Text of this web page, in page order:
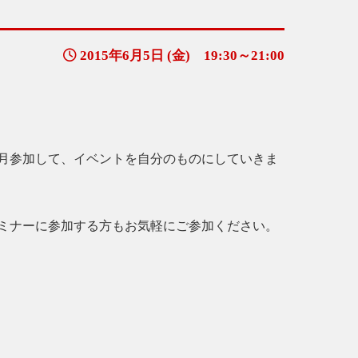
2015年6月5日 (金) 19:30～21:00
加して、イベントを自分のものにしていきま
ーに参加する方もお気軽にご参加ください。